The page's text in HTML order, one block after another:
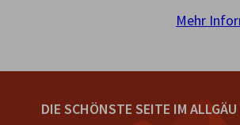
Mehr
DIE SCHÖNSTE SEITE IM ALLGÄU